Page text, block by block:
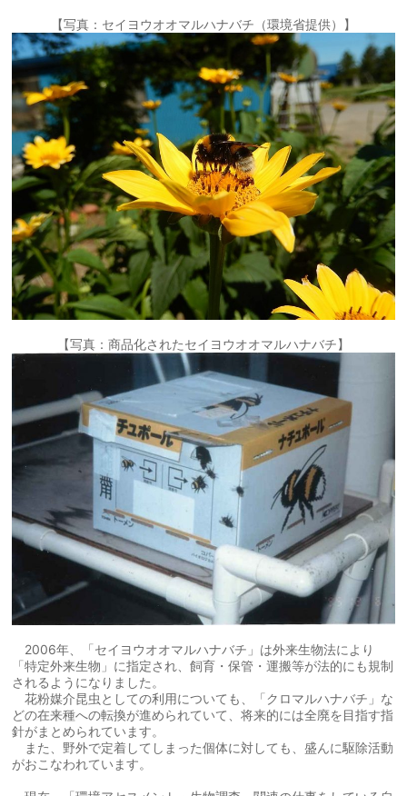
【写真：セイヨウオオマルハナバチ（環境省提供）】
【写真：商品化されたセイヨウオオマルハナバチ】
2006年、「セイヨウオオマルハナバチ」は外来生物法により
「特定外来生物」に指定され、飼育・保管・運搬等が法的にも規制
されるようになりました。
花粉媒介昆虫としての利用についても、「クロマルハナバチ」な
どの在来種への転換が進められていて、将来的には全廃を目指す指
針がまとめられています。
また、野外で定着してしまった個体に対しても、盛んに駆除活動
がおこなわれています。